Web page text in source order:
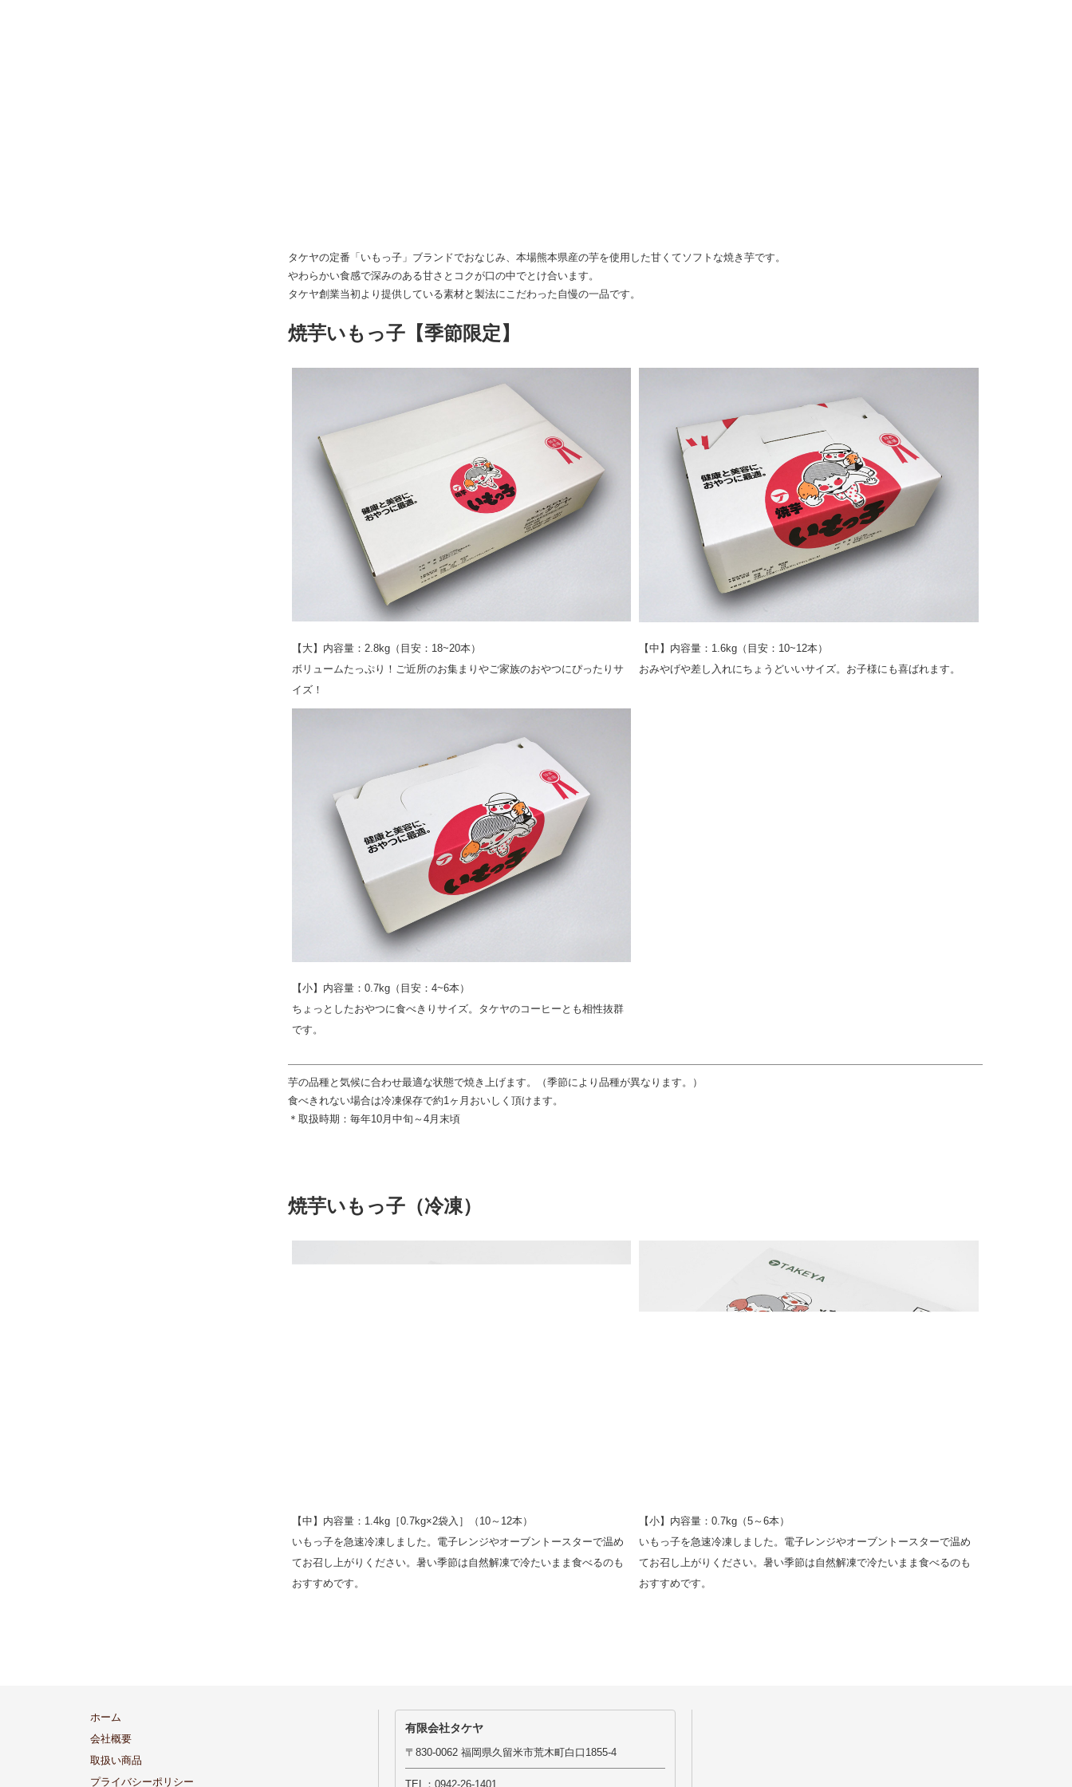
タケヤの定番「いもっ子」ブランドでおなじみ、本場熊本県産の芋を使用した甘くてソフトな焼き芋です。
やわらかい食感で深みのある甘さとコクが口の中でとけ合います。
タケヤ創業当初より提供している素材と製法にこだわった自慢の一品です。
焼芋いもっ子【季節限定】
【大】内容量：2.8kg（目安：18~20本）
ボリュームたっぷり！ご近所のお集まりやご家族のおやつにぴったりサ
イズ！
【中】内容量：1.6kg（目安：10~12本）
おみやげや差し入れにちょうどいいサイズ。お子様にも喜ばれます。
【小】内容量：0.7kg（目安：4~6本）
ちょっとしたおやつに食べきりサイズ。タケヤのコーヒーとも相性抜群
です。
芋の品種と気候に合わせ最適な状態で焼き上げます。（季節により品種が異なります。）
食べきれない場合は冷凍保存で約1ヶ月おいしく頂けます。
＊取扱時期：毎年10月中旬～4月末頃
焼芋いもっ子（冷凍）
【中】内容量：1.4kg［0.7kg×2袋入］（10～12本）
いもっ子を急速冷凍しました。電子レンジやオーブントースターで温め
てお召し上がりください。暑い季節は自然解凍で冷たいまま食べるのも
おすすめです。
【小】内容量：0.7kg（5～6本）
いもっ子を急速冷凍しました。電子レンジやオーブントースターで温め
てお召し上がりください。暑い季節は自然解凍で冷たいまま食べるのも
おすすめです。
ホーム
会社概要
取扱い商品
プライバシーポリシー
有限会社タケヤ
〒830-0062 福岡県久留米市荒木町白口1855-4
TEL：0942-26-1401